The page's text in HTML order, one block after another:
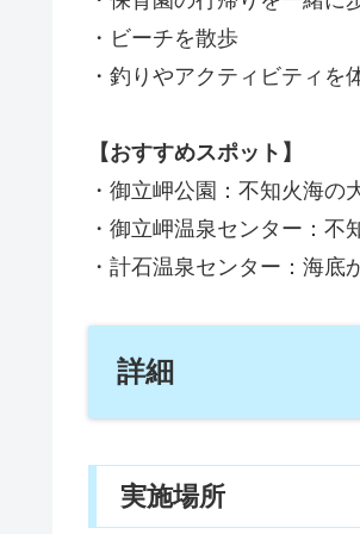
・ビーチを散歩
・釣りやアクティビティ
【おすすめスポット】
・御立岬公園：不知火海の
・御立岬温泉センター：不
・計石温泉センター：海
詳細
実施場所